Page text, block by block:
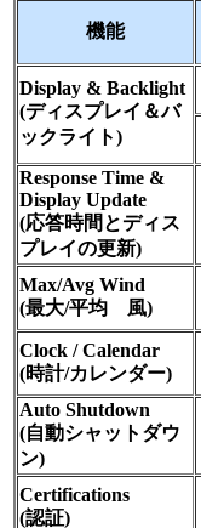
機能
Display & Backlight
(ディスプレイ＆バ
ックライト)
Response Time &
Display Update
(応答時間とディス
プレイの更新)
Max/Avg Wind
(最大/平均 風)
Clock / Calendar
(時計/カレンダー)
Auto Shutdown
(自動シャットダウ
ン)
Certifications
(認証)